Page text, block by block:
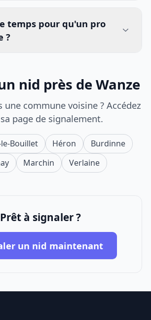
temps pour qu'un pro
?
nid près de Wanze
une commune voisine ? Accédez
page de signalement.
Bouillet Héron
Burdinne
Marchin Verlaine
Prêt à signaler ?
un nid maintenant